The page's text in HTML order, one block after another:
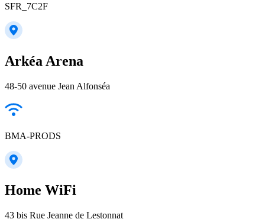
SFR_7C2F
Arkéa Arena
48-50 avenue Jean Alfonséa
BMA-PRODS
Home WiFi
43 bis Rue Jeanne de Lestonnat